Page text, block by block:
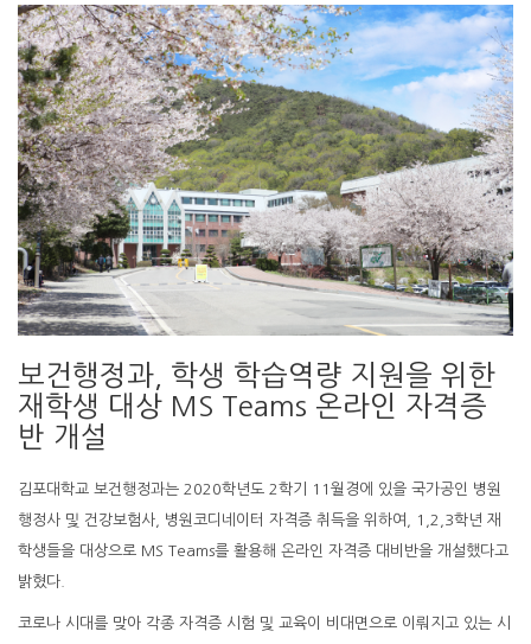
보건행정과, 학생 학습역량 지원을 위한
재학생 대상 MS Teams 온라인 자격증
반 개설
김포대학교 보건행정과는 2020학년도 2학기 11월경에 있을 국가공인 병원
행정사 및 건강보험사, 병원코디네이터 자격증 취득을 위하여, 1,2,3학년 재
학생들을 대상으로 MS Teams를 활용해 온라인 자격증 대비반을 개설했다고
밝혔다.
코로나 시대를 맞아 각종 자격증 시험 및 교육이 비대면으로 이뤄지고 있는 시